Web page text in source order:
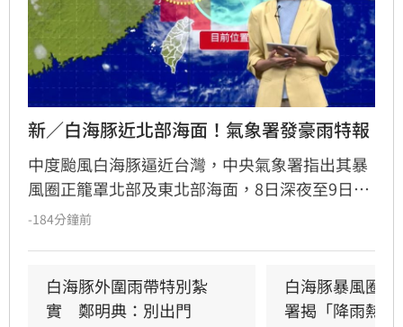
新／白海豚近北部海面！氣象署發豪雨特報
中度颱風白海豚逼近台灣，中央氣象署指出其暴
風圈正籠罩北部及東北部海面，8日深夜至9日白
天是影響最劇烈時刻。受外圍環流影響，中北部
極端高溫。沿海地區風浪強勁，基隆北海岸掀起
6米巨浪，適逢年度大潮，低窪地區務必慎防積
-184分鐘前
白海豚外圍雨帶特別紮
實　鄭明典：別出門
白海豚暴風圈
署揭「降雨熱區